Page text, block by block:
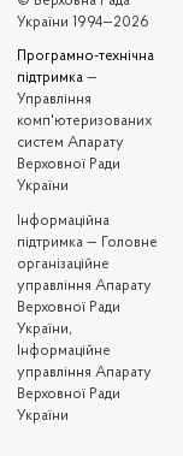
України 1994—2026
Програмно-технічна
підтримка —
Управління
комп'ютеризованих
систем Апарату
Верховної Ради
України
Iнформаційна
підтримка — Головне
організаційне
управління Апарату
Верховної Ради
України,
Інформаційне
управління Апарату
Верховної Ради
України